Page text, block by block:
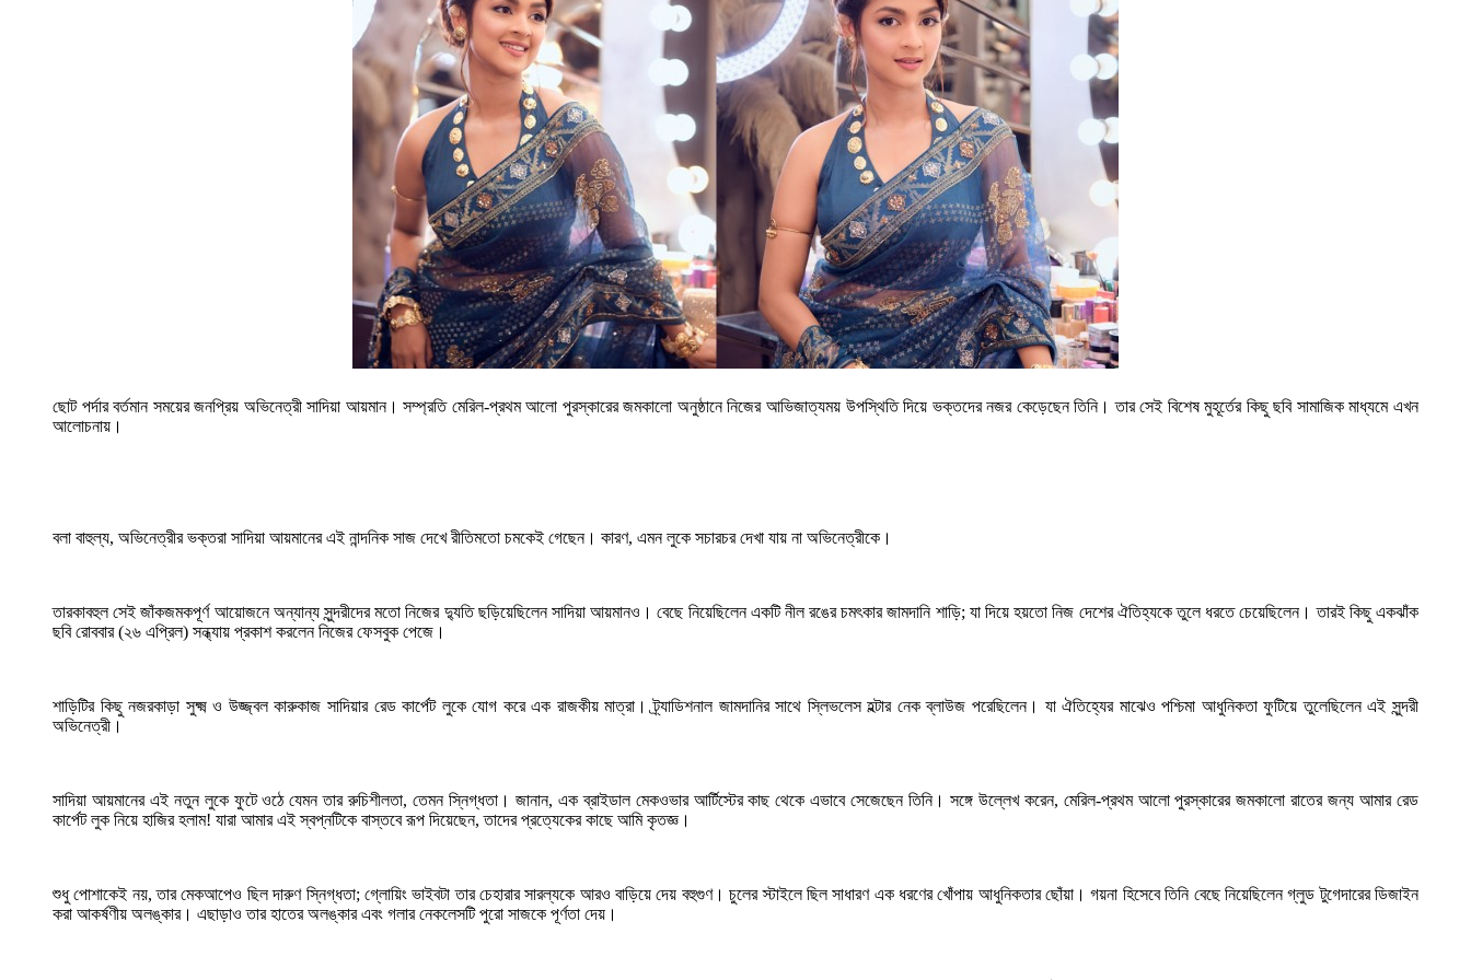
ছোট পর্দার বর্তমান সময়ের জনপ্রিয় অভিনেত্রী সাদিয়া আয়মান। সম্প্রতি মেরিল-প্রথম আলো পুরস্কারের জমকালো অনুষ্ঠানে নিজের আভিজাত্যময় উপস্থিতি দিয়ে ভক্তদের নজর কেড়েছেন তিনি। তার সেই বিশেষ মুহূর্তের কিছু ছবি সামাজিক মাধ্যমে এখন
আলোচনায়।
বলা বাহুল্য, অভিনেত্রীর ভক্তরা সাদিয়া আয়মানের এই নান্দনিক সাজ দেখে রীতিমতো চমকেই গেছেন। কারণ, এমন লুকে সচারচর দেখা যায় না অভিনেত্রীকে।
তারকাবহুল সেই জাঁকজমকপূর্ণ আয়োজনে অন্যান্য সুন্দরীদের মতো নিজের দ্যুতি ছড়িয়েছিলেন সাদিয়া আয়মানও। বেছে নিয়েছিলেন একটি নীল রঙের চমৎকার জামদানি শাড়ি; যা দিয়ে হয়তো নিজ দেশের ঐতিহ্যকে তুলে ধরতে চেয়েছিলেন। তারই কিছু একঝাঁক
ছবি রোববার (২৬ এপ্রিল) সন্ধ্যায় প্রকাশ করলেন নিজের ফেসবুক পেজে।
শাড়িটির কিছু নজরকাড়া সুক্ষ্ম ও উজ্জ্বল কারুকাজ সাদিয়ার রেড কার্পেট লুকে যোগ করে এক রাজকীয় মাত্রা। ট্র্যাডিশনাল জামদানির সাথে স্লিভলেস হল্টার নেক ব্লাউজ পরেছিলেন। যা ঐতিহ্যের মাঝেও পশ্চিমা আধুনিকতা ফুটিয়ে তুলেছিলেন এই সুন্দরী
অভিনেত্রী।
সাদিয়া আয়মানের এই নতুন লুকে ফুটে ওঠে যেমন তার রুচিশীলতা, তেমন স্নিগ্ধতা। জানান, এক ব্রাইডাল মেকওভার আর্টিস্টের কাছ থেকে এভাবে সেজেছেন তিনি। সঙ্গে উল্লেখ করেন, মেরিল-প্রথম আলো পুরস্কারের জমকালো রাতের জন্য আমার রেড
কার্পেট লুক নিয়ে হাজির হলাম! যারা আমার এই স্বপ্নটিকে বাস্তবে রূপ দিয়েছেন, তাদের প্রত্যেকের কাছে আমি কৃতজ্ঞ।
শুধু পোশাকেই নয়, তার মেকআপেও ছিল দারুণ স্নিগ্ধতা; গ্লোয়িং ভাইবটা তার চেহারার সারল্যকে আরও বাড়িয়ে দেয় বহুগুণ। চুলের স্টাইলে ছিল সাধারণ এক ধরণের খোঁপায় আধুনিকতার ছোঁয়া। গয়না হিসেবে তিনি বেছে নিয়েছিলেন গ্লুড টুগেদারের ডিজাইন
করা আকর্ষণীয় অলঙ্কার। এছাড়াও তার হাতের অলঙ্কার এবং গলার নেকলেসটি পুরো সাজকে পূর্ণতা দেয়।